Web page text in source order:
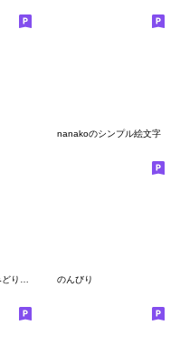
nanakoのシンプル絵文字
のんびり